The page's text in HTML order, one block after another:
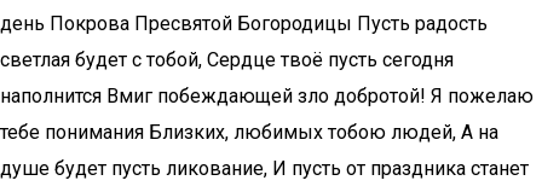
день Покрова Пресвятой Богородицы Пусть радость
светлая будет с тобой, Сердце твоё пусть сегодня
наполнится Вмиг побеждающей зло добротой! Я пожелаю
тебе понимания Близких, любимых тобою людей, А на
душе будет пусть ликование, И пусть от праздника станет